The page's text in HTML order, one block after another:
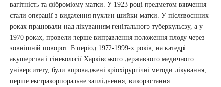
вагітність та фіброміому матки. У 1923 році предметом вивчення
стали операції з видалення пухлин шийки матки. У післявоєнних
роках працювали над лікуванням генітального туберкульозу, а у
1970 роках, провели перше виправлення положення плоду через
зовнішній поворот. В період 1972-1999-х років, на катедрі
акушерства і гінекології Харківського державного медичного
університету, були впроваджені кріохірургічні методи лікування,
перше екстракорпоральне запліднення, використання